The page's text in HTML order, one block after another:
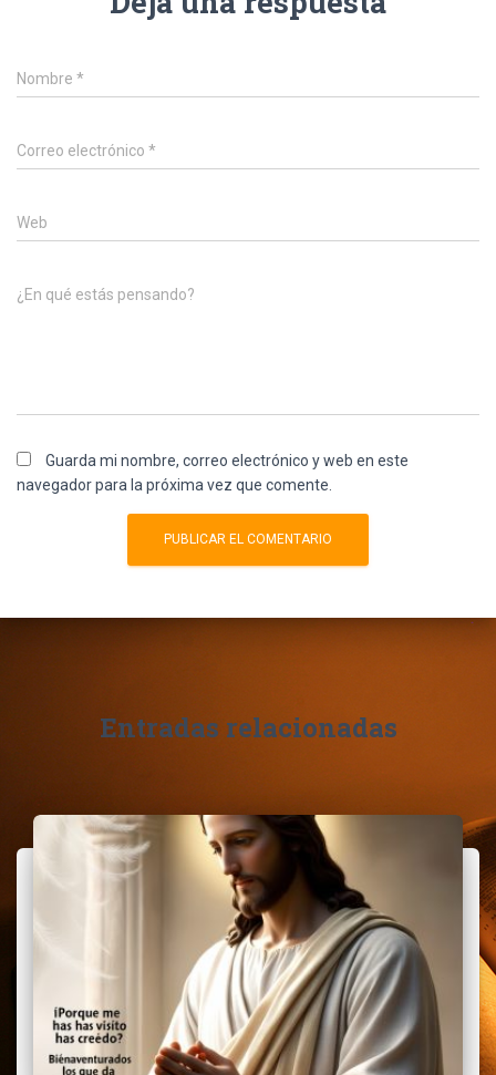
Nombre *
Correo electrónico *
Web
¿En qué estás pensando?
Guarda mi nombre, correo electrónico y web en este
navegador para la próxima vez que comente.
Entradas relacionadas